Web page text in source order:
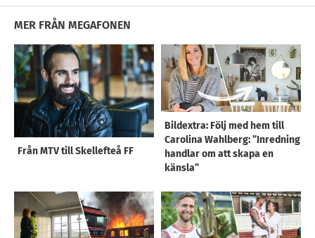
MER FRÅN MEGAFONEN
Från MTV till Skellefteå FF
Bildextra: Följ med hem till
Carolina Wahlberg: ”Inredning
handlar om att skapa en
känsla”